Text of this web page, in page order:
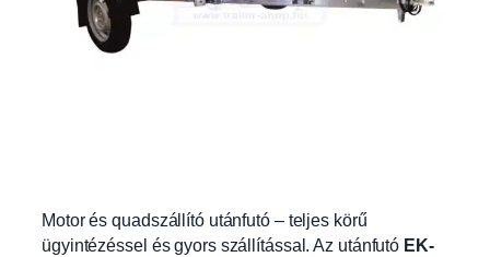
Motor és quadszállító utánfutó – teljes körű
ügyintézéssel és gyors szállítással. Az utánfutó EK-